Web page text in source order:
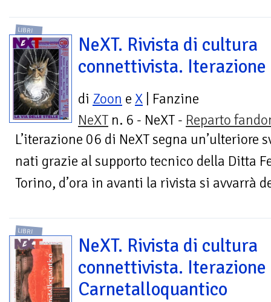
LIBRI
NeXT. Rivista di cultura
connettivista. Iterazione
di Zoon e X | Fanzine
NeXT n. 6 - NeXT - Reparto
L’iterazione 06 di NeXT segna
nati grazie al supporto tecnico della Ditta
Torino, d’ora in avanti la rivista si avvarrà
LIBRI
NeXT. Rivista di cultura
connettivista. Iterazione
Carnetalloquantico